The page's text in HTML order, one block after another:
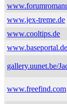
www.jex-treme.de
www.cooltips.de
www.baseportal.de
gallery.uunet.be/
www.freefind.com